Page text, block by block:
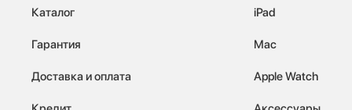
Каталог
Гарантия
Доставка и оплата
iPad
Mac
Apple Watch